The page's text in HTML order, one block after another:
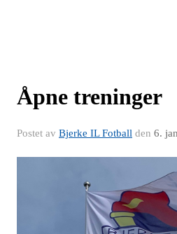
Åpne treninger
Postet av Bjerke IL Fotball den 6.